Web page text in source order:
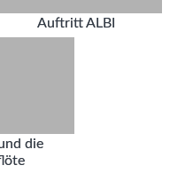
Auftritt ALBI
die